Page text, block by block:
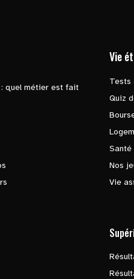
quel métier est fait
Vie
Tests
Quiz
Santé
Nos
Vie